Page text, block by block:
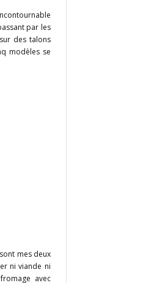
par les
des talons
modèles se
mes deux
ni viande ni
avec